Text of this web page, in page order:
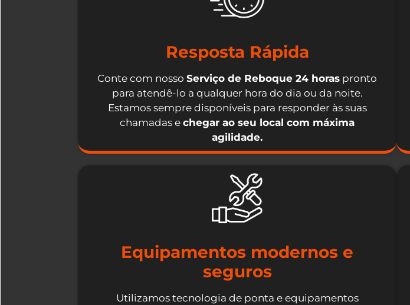
Resposta Rápida
Conte com nosso Serviço de Reboque 24 horas pronto
para atendê-lo a qualquer hora do dia ou da noite.
Estamos sempre disponíveis para responder às suas
chamadas e chegar ao seu local com máxima
agilidade.
Equipamentos modernos e
seguros
Utilizamos tecnologia de ponta e equipamentos